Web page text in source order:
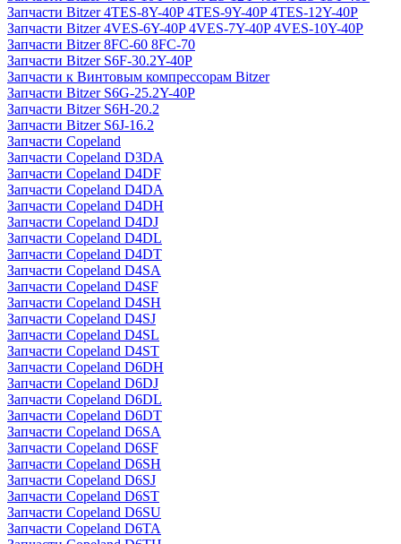
Запчасти Bitzer 4TES-8Y-40P 4TES-9Y-40P 4TES-12Y-40P
Запчасти Bitzer 4VES-6Y-40P 4VES-7Y-40P 4VES-10Y-40P
Запчасти Bitzer 8FC-60 8FC-70
Запчасти Bitzer S6F-30.2Y-40P
Запчасти к Винтовым компрессорам Bitzer
Запчасти Bitzer S6G-25.2Y-40P
Запчасти Bitzer S6H-20.2
Запчасти Bitzer S6J-16.2
Запчасти Copeland
Запчасти Copeland D3DA
Запчасти Copeland D4DF
Запчасти Copeland D4DA
Запчасти Copeland D4DH
Запчасти Copeland D4DJ
Запчасти Copeland D4DL
Запчасти Copeland D4DT
Запчасти Copeland D4SA
Запчасти Copeland D4SF
Запчасти Copeland D4SH
Запчасти Copeland D4SJ
Запчасти Copeland D4SL
Запчасти Copeland D4ST
Запчасти Copeland D6DH
Запчасти Copeland D6DJ
Запчасти Copeland D6DL
Запчасти Copeland D6DT
Запчасти Copeland D6SA
Запчасти Copeland D6SF
Запчасти Copeland D6SH
Запчасти Copeland D6SJ
Запчасти Copeland D6ST
Запчасти Copeland D6SU
Запчасти Copeland D6TA